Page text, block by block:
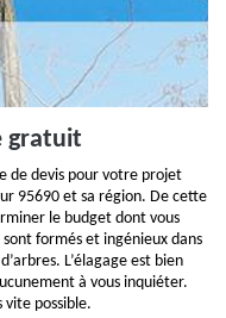
gratuit
de devis pour votre projet
95690 et sa région. De cette
le budget dont vous
formés et ingénieux dans
L’élagage est bien
à vous inquiéter.
vite possible.